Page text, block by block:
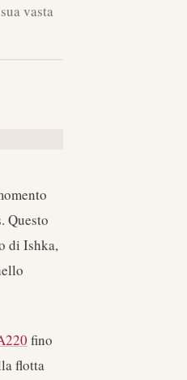
vasta
Questo
di Ishka,
fino
flotta